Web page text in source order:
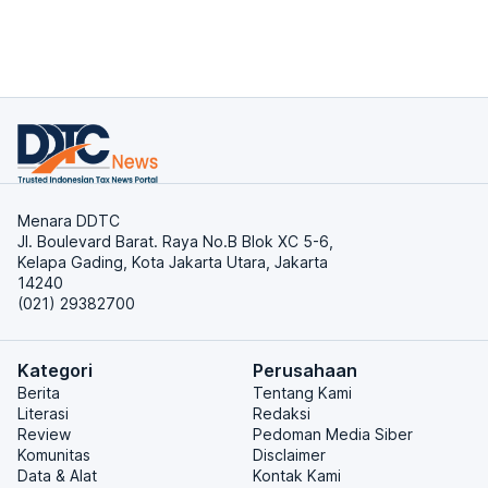
Menara DDTC
Jl. Boulevard Barat. Raya No.B Blok XC 5-6,
Kelapa Gading, Kota Jakarta Utara, Jakarta
14240
(021) 29382700
Kategori
Berita
Literasi
Review
Komunitas
Data & Alat
Perusahaan
Tentang Kami
Redaksi
Pedoman Media Siber
Disclaimer
Kontak Kami